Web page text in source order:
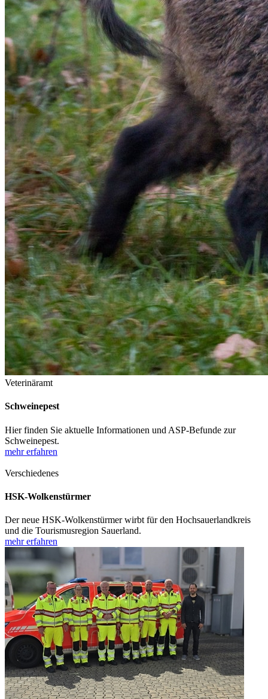
Veterinäramt
Schweinepest
Hier finden Sie aktuelle Informationen und ASP-Befunde zur
Schweinepest.
mehr erfahren
Verschiedenes
HSK-Wolkenstürmer
Der neue HSK-Wolkenstürmer wirbt für den Hochsauerlandkreis
und die Tourismusregion Sauerland.
mehr erfahren